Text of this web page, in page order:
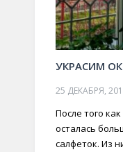
УКРАСИМ
25 ДЕКАБРЯ,
После того
осталась
салфеток. Из